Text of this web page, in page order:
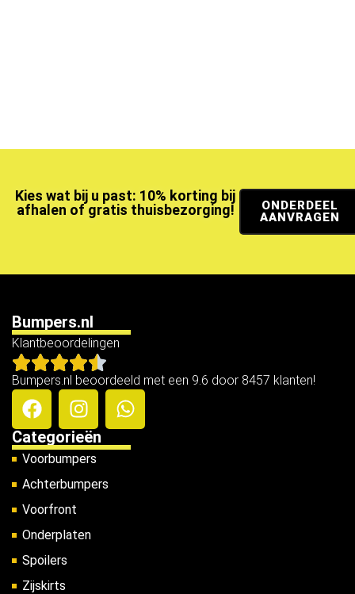
Kies wat bij u past: 10% korting bij
afhalen of gratis thuisbezorging!
ONDERDEEL
AANVRAGEN
Bumpers.nl
Klantbeoordelingen
Bumpers.nl beoordeeld met een 9.6 door 8457 klanten!
Categorieën
Voorbumpers
Achterbumpers
Voorfront
Onderplaten
Spoilers
Zijskirts